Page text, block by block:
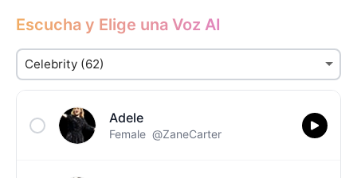
Escucha y Elige una Voz AI
Adele
Female @ZaneCarter